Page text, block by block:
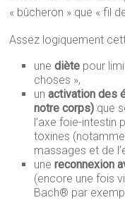
« bûcheron » que « fil
Assez logiquement
unediète pour
choses »,
unactivation des
notre corps) que
l’axe foie-intestin
toxines
massages et de
unereconnexion
(encore une fois
Bach® par